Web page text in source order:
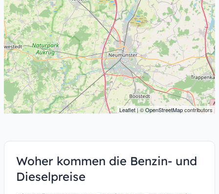
Leaflet | ©OpenStreetMapcontributors
Woher kommen die Benzin- und
Dieselpreise